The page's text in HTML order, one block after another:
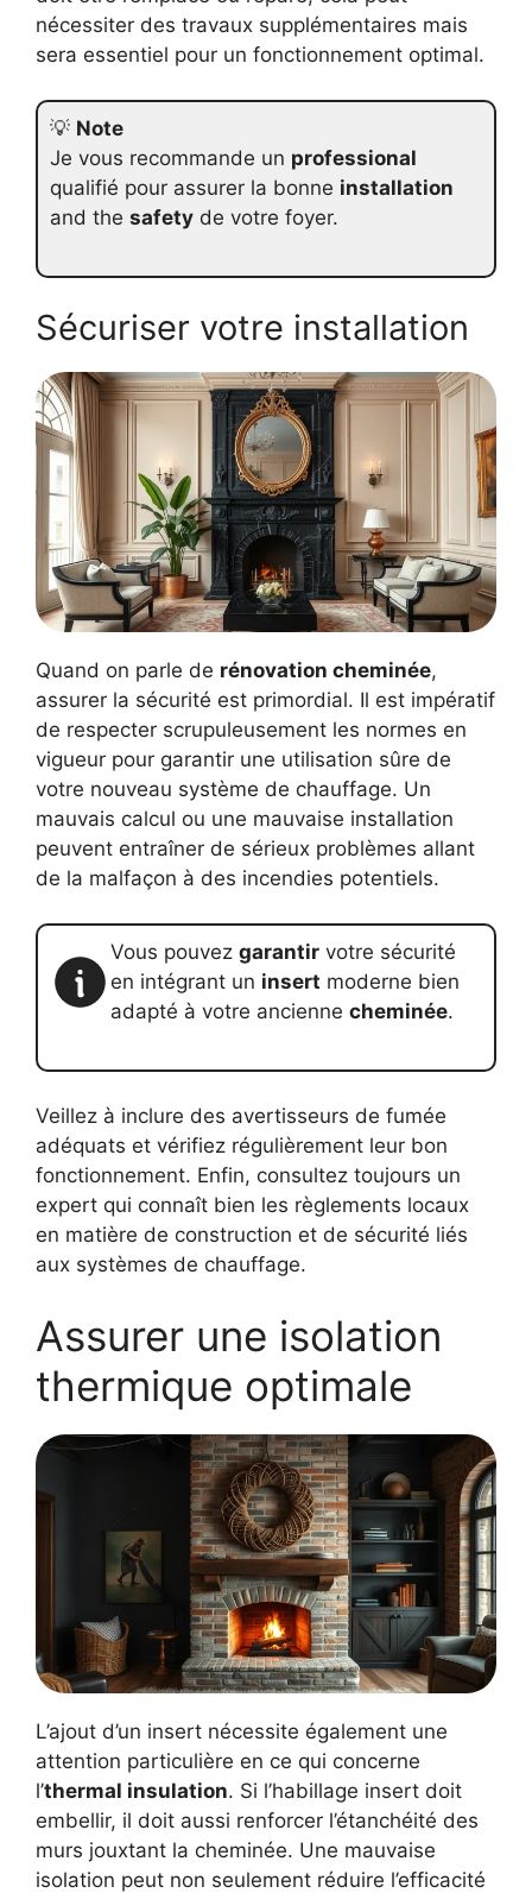
nécessiter des travaux supplémentaires mais
sera essentiel pour un fonctionnement optimal.
💡 Note
Je vous recommande un professional
qualifié pour assurer la bonne installation
and the safety de votre foyer.
Sécuriser votre installation
Quand on parle de rénovation cheminée,
assurer la sécurité est primordial. Il est impératif
de respecter scrupuleusement les normes en
vigueur pour garantir une utilisation sûre de
votre nouveau système de chauffage. Un
mauvais calcul ou une mauvaise installation
peuvent entraîner de sérieux problèmes allant
de la malfaçon à des incendies potentiels.
Vous pouvez garantir votre sécurité
en intégrant un insert moderne bien
adapté à votre ancienne cheminée.
Veillez à inclure des avertisseurs de fumée
adéquats et vérifiez régulièrement leur bon
fonctionnement. Enfin, consultez toujours un
expert qui connaît bien les règlements locaux
en matière de construction et de sécurité liés
aux systèmes de chauffage.
Assurer une isolation
thermique optimale
L’ajout d’un insert nécessite également une
attention particulière en ce qui concerne
l’thermal insulation. Si l’habillage insert doit
embellir, il doit aussi renforcer l’étanchéité des
murs jouxtant la cheminée. Une mauvaise
isolation peut non seulement réduire l’efficacité